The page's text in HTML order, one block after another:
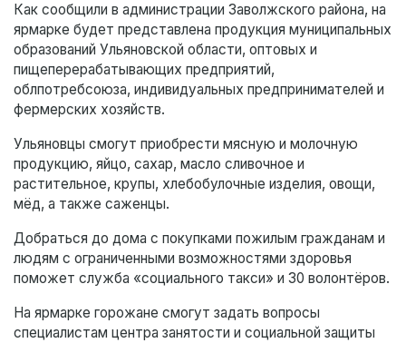
Как сообщили в администрации Заволжского района, на
ярмарке будет представлена продукция муниципальных
образований Ульяновской области, оптовых и
пищеперерабатывающих предприятий,
облпотребсоюза, индивидуальных предпринимателей и
фермерских хозяйств.
Ульяновцы смогут приобрести мясную и молочную
продукцию, яйцо, сахар, масло сливочное и
растительное, крупы, хлебобулочные изделия, овощи,
мёд, а также саженцы.
Добраться до дома с покупками пожилым гражданам и
людям с ограниченными возможностями здоровья
поможет служба «социального такси» и 30 волонтёров.
На ярмарке горожане смогут задать вопросы
специалистам центра занятости и социальной защиты